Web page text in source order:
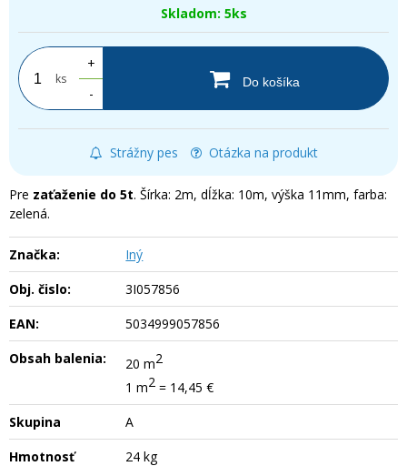
Skladom: 5ks
ks
+
-
Do košíka
Strážny pes Otázka na produkt
Pre zaťaženie do 5t. Šírka: 2m, dĺžka: 10m, výška 11mm, farba:
zelená.
Značka:
Iný
Obj. čislo:
3I057856
EAN:
5034999057856
Obsah balenia:
20 m2
1 m2 = 14,45 €
Skupina
A
Hmotnosť
24 kg